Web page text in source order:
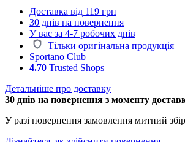
Доставка від 119 грн
30 днів на повернення
У вас за 4-7 робочих днів
Тільки оригінальна продукція
Sportano Club
4.70 Trusted Shops
Детальніше про доставку
30 днів на повернення з моменту
У разі повернення замовлення митний